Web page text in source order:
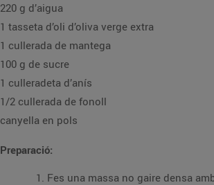
220 g d’aigua
1 tasseta d’oli d’oliva verge extra
1 cullerada de mantega
100 g de sucre
1 culleradeta d’anís
1/2 cullerada de fonoll
canyella en pols
Preparació:
Fes una massa no gaire densa